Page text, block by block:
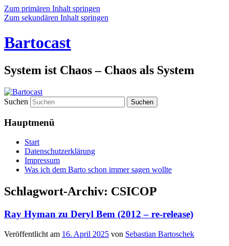
Zum primären Inhalt springen
Zum sekundären Inhalt springen
Bartocast
System ist Chaos – Chaos als System
Suchen
Hauptmenü
Start
Datenschutzerklärung
Impressum
Was ich dem Barto schon immer sagen wollte
Schlagwort-Archiv: CSICOP
Ray Hyman zu Deryl Bem (2012 – re-release)
Veröffentlicht am 16. April 2025 von Sebastian Bartoschek